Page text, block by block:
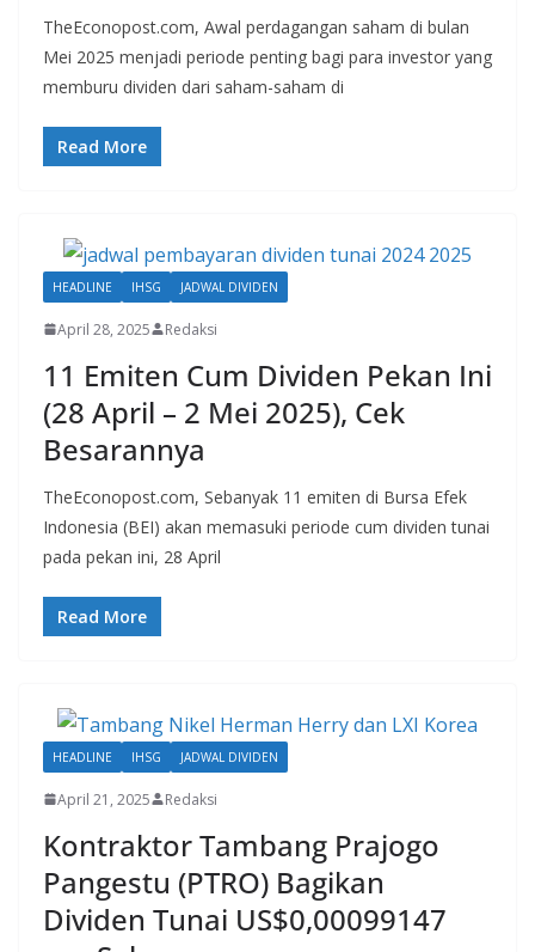
TheEconopost.com, Awal perdagangan saham di bulan
Mei 2025 menjadi periode penting bagi para investor yang
memburu dividen dari saham-saham di
Read More
HEADLINE IHSG JADWAL DIVIDEN
April 28, 2025 Redaksi
11 Emiten Cum Dividen Pekan Ini
(28 April – 2 Mei 2025), Cek
Besarannya
TheEconopost.com, Sebanyak 11 emiten di Bursa Efek
Indonesia (BEI) akan memasuki periode cum dividen tunai
pada pekan ini, 28 April
Read More
HEADLINE IHSG JADWAL DIVIDEN
April 21, 2025 Redaksi
Kontraktor Tambang Prajogo
Pangestu (PTRO) Bagikan
Dividen Tunai US$0,00099147